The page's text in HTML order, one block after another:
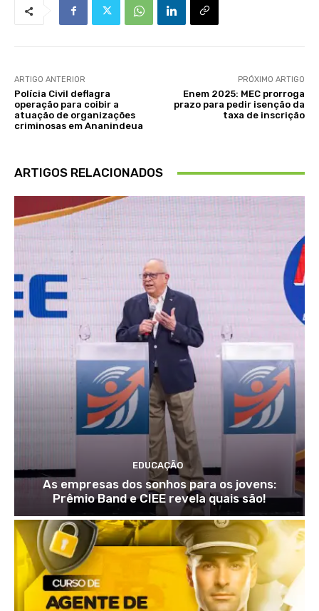
ARTIGO ANTERIOR
Polícia Civil deflagra
operação para coibir a
atuação de organizações
criminosas em Ananindeua
PRÓXIMO ARTIGO
Enem 2025: MEC prorroga
prazo para pedir isenção da
taxa de inscrição
ARTIGOS RELACIONADOS
EDUCAÇÃO
As empresas dos sonhos para os jovens:
Prêmio Band e CIEE revela quais são!